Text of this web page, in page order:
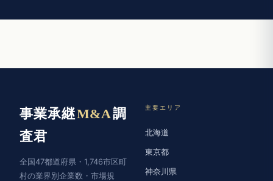
事業承継M&A調
査君
全国47都道府県・1,746市区町
村の業界別企業数・市場規
主要エリア
北海道
東京都
神奈川県